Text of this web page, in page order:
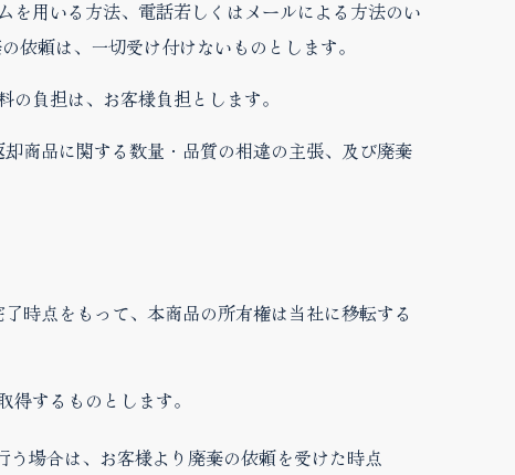
を用いる方法、電話若しくはメールによる方法のい
依頼は、一切受け付けないものとします。
負担は、お客様負担とします。
商品に関する数量・品質の相違の主張、及び廃棄
時点をもって、本商品の所有権は当社に移転する
するものとします。
場合は、お客様より廃棄の依頼を受けた時点